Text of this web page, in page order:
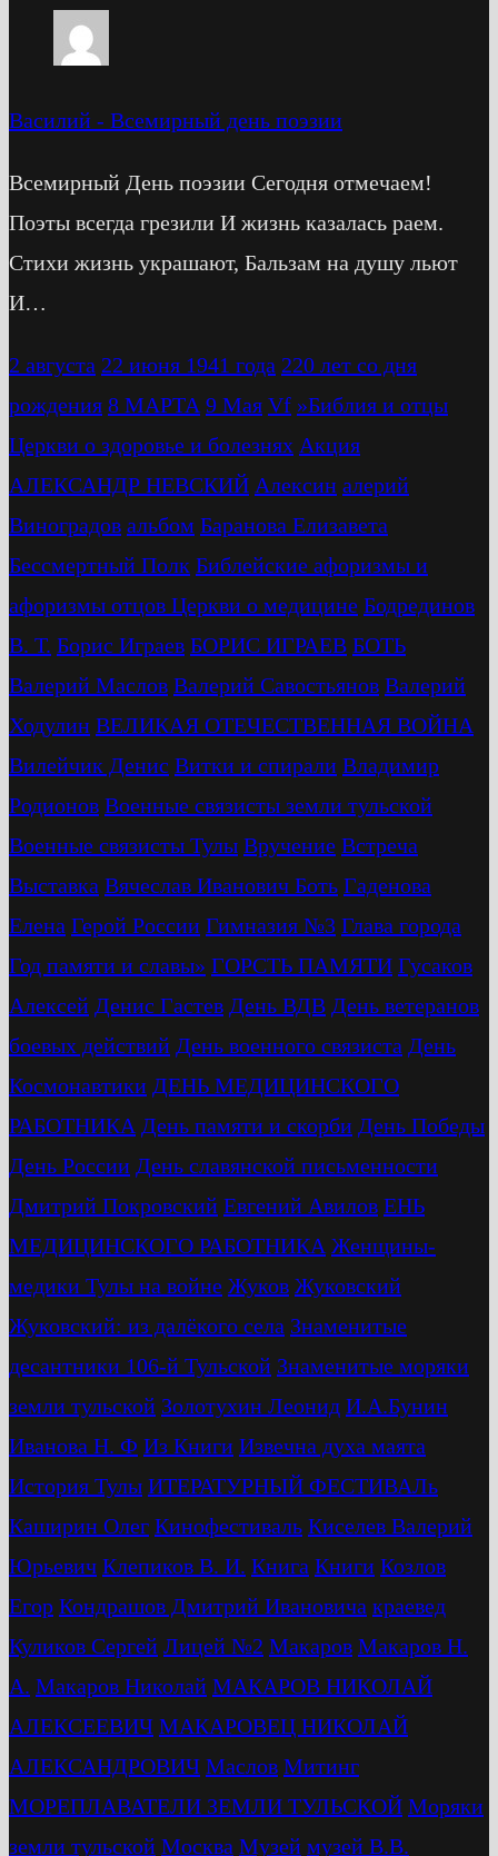
Василий - Всемирный день поэзии
Всемирный День поэзии Сегодня отмечаем!
Поэты всегда грезили И жизнь казалась раем.
Стихи жизнь украшают, Бальзам на душу льют
И…
2 августа 22 июня 1941 года 220 лет со дня
рождения 8 МАРТА 9 Мая Vf »Библия и отцы
Церкви о здоровье и болезнях Акция
АЛЕКСАНДР НЕВСКИЙ Алексин алерий
Виноградов альбом Баранова Елизавета
Бессмертный Полк Библейские афоризмы и
афоризмы отцов Церкви о медицине Бодрединов
В. Т. Бориc Играев БОРИС ИГРАЕВ БОТЬ
Валерий Маслов Валерий Савостьянов Валерий
Ходулин ВЕЛИКАЯ ОТЕЧЕСТВЕННАЯ ВОЙНА
Вилейчик Денис Витки и спирали Владимир
Родионов Военные связисты земли тульской
Военные связисты Тулы Вручение Встреча
Выставка Вячеслав Иванович Боть Гаденова
Елена Герой России Гимназия №3 Глава города
Год памяти и славы» ГОРСТЬ ПАМЯТИ Гусаков
Алексей Денис Гастев День ВДВ День ветеранов
боевых действий День военного связиста День
Космонавтики ДЕНЬ МЕДИЦИНСКОГО
РАБОТНИКА День памяти и скорби День Победы
День России День славянской письменности
Дмитрий Покровский Евгений Авилов ЕНЬ
МЕДИЦИНСКОГО РАБОТНИКА Женщины-
медики Тулы на войне Жуков Жуковский
Жуковский: из далёкого села Знаменитые
десантники 106-й Тульской Знаменитые моряки
земли тульской Золотухин Леонид И.А.Бунин
Иванова Н. Ф Из Книги Извечна духа маята
История Тулы ИТЕРАТУРНЫЙ ФЕСТИВАЛь
Каширин Олег Кинофестиваль Киселев Валерий
Юрьевич Клепиков В. И. Книга Книги Козлов
Егор Кондрашов Дмитрий Ивановича краевед
Куликов Сергей Лицей №2 Макаров Макаров Н.
А. Макаров Николай МАКАРОВ НИКОЛАЙ
АЛЕКСЕЕВИЧ МАКАРОВЕЦ НИКОЛАЙ
АЛЕКСАНДРОВИЧ Маслов Митинг
МОРЕПЛАВАТЕЛИ ЗЕМЛИ ТУЛЬСКОЙ Моряки
земли тульской Москва Музей музей В.В.